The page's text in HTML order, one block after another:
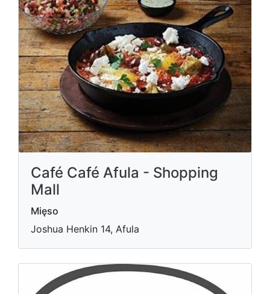
Café Café Afula - Shopping
Mall
Mięso
Joshua Henkin 14, Afula